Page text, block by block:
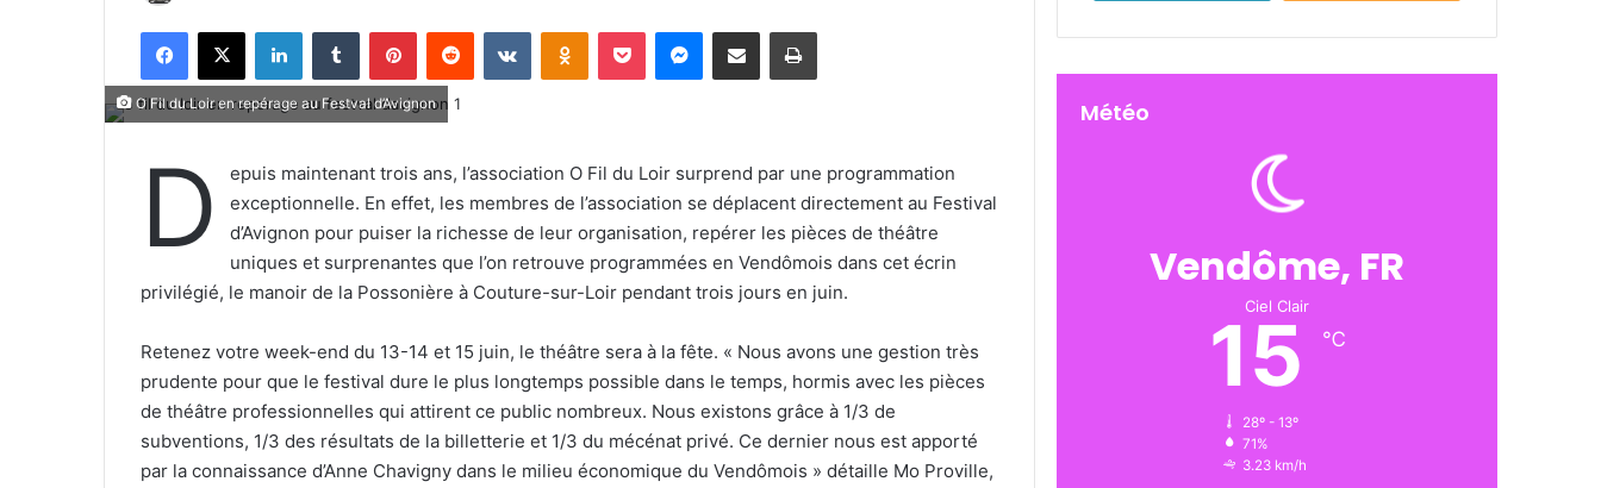
o
y
u
r
e
l
O Fil du Loir en repérage au Festval d’Avignon
D
epuis maintenant trois ans, l’association O Fil du Loir surprend par une programmation
exceptionnelle. En effet, les membres de l’association se déplacent directement au Festival
d’Avignon pour puiser la richesse de leur organisation, repérer les pièces de théâtre
uniques et surprenantes que l’on retrouve programmées en Vendômois dans cet écrin
privilégié, le manoir de la Possonière à Couture-sur-Loir pendant trois jours en juin.
Retenez votre week-end du 13-14 et 15 juin, le théâtre sera à la fête. « Nous avons une gestion très
prudente pour que le festival dure le plus longtemps possible dans le temps, hormis avec les pièces
de théâtre professionnelles qui attirent ce public nombreux. Nous existons grâce à 1/3 de
subventions, 1/3 des résultats de la billetterie et 1/3 du mécénat privé. Ce dernier nous est apporté
par la connaissance d’Anne Chavigny dans le milieu économique du Vendômois » détaille Mo Proville,
Météo
Vendôme, FR
Ciel Clair
15 ℃
28º - 13º
71%
3.23 km/h